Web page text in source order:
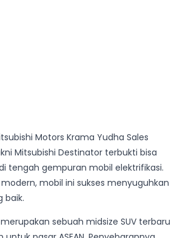
Motors Krama Yudha Sales
Mitsubishi Destinator terbukti bisa
tengah gempuran mobil elektrifikasi.
mobil ini sukses menyuguhkan
baik.
sebuah midsize SUV terbaru